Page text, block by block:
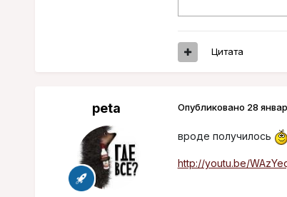
Цитата
peta Опубликовано 28
вроде получилось
http://youtu.be/